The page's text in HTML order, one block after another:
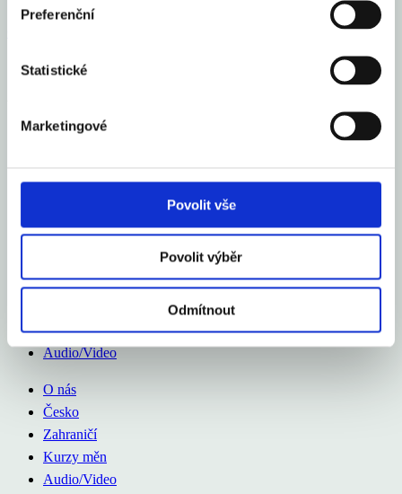
Preferenční
Statistické
Marketingové
Povolit vše
Povolit výběr
Odmítnout
O nás
Zahraničí
Audio/Video
Česko
Kurzy měn
Audio/Video
O nás
Česko
Zahraničí
Kurzy měn
Audio/Video